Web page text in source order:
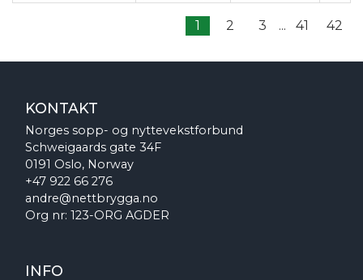
1 2 3 ... 41 42
KONTAKT
Norges sopp- og nyttevekstforbund
Schweigaards gate 34F
0191 Oslo, Norway
+47 922 66 276
andre@nettbrygga.no
Org nr: 123-ORG AGDER
INFO